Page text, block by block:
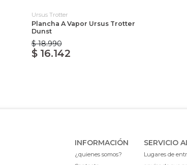
Ursus Trotter
Plancha A Vapor Ursus Trotter
Dunst
$ 18.990
$ 16.142
INFORMACIÓN
¿quienes somos?
SERVICIO
Lugares de